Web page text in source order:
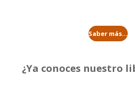
Saber más...
¿Ya conoces nuestro